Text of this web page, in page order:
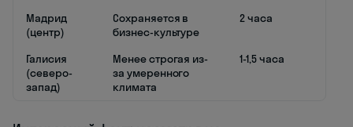
Мадрид
(центр)
Сохраняется в
бизнес-культуре
2 часа
Галисия
(северо-
запад)
Менее строгая из-
за умеренного
климата
1-1,5 часа